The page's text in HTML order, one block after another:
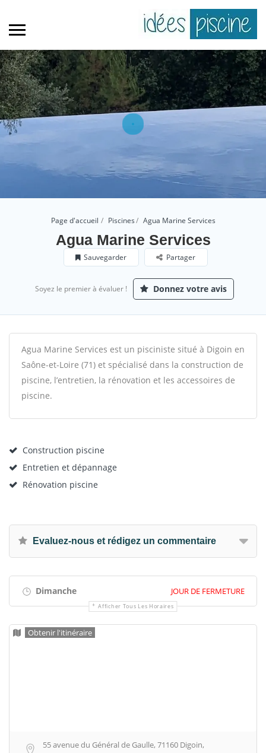
Page d'accueil Piscines Agua Marine Services
Agua Marine Services
Sauvegarder Partager
Soyez le premier à évaluer ! Donnez votre avis
Agua Marine Services est un pisciniste situé à Digoin en
Saône-et-Loire (71) et spécialisé dans la construction de
piscine, l’entretien, la rénovation et les accessoires de
piscine.
Construction piscine
Entretien et dépannage
Rénovation piscine
Evaluez-nous et rédigez un commentaire
Dimanche JOUR DE FERMETURE
Afficher Tous Les Horaires
Obtenir l'itinéraire
55 avenue du Général de Gaulle, 71160 Digoin,